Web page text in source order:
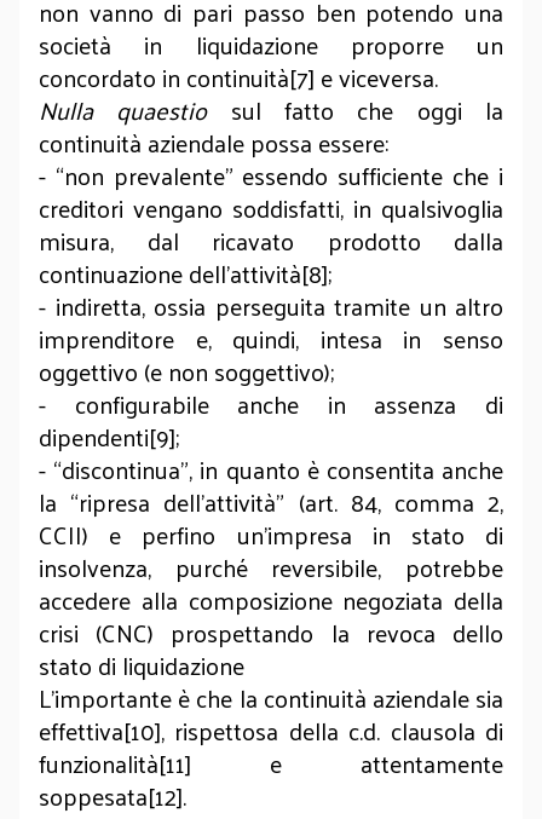
non vanno di pari passo ben potendo una
società in liquidazione proporre un
concordato in continuità[7] e viceversa.
Nulla quaestiosul fatto che oggi la
continuità aziendale possa essere:
- “non prevalente” essendo sufficiente che i
creditori vengano soddisfatti, in qualsivoglia
misura, dal ricavato prodotto dalla
continuazione dell’attività[8];
- indiretta, ossia perseguita tramite un altro
imprenditore e, quindi, intesa in senso
oggettivo (e non soggettivo);
- configurabile anche in assenza di
dipendenti[9];
- “discontinua”, in quanto è consentita anche
la “ripresa dell’attività” (art. 84, comma 2,
CCII) e perfino un’impresa in stato di
insolvenza, purché reversibile, potrebbe
accedere alla composizione negoziata della
crisi (CNC) prospettando la revoca dello
stato di liquidazione
L’importante è che la continuità aziendale sia
effettiva[10], rispettosa della c.d. clausola di
funzionalità[11] e attentamente
soppesata[12].